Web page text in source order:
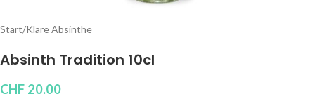
Start/Klare Absinthe
Absinth Tradition 10cl
CHF 20.00